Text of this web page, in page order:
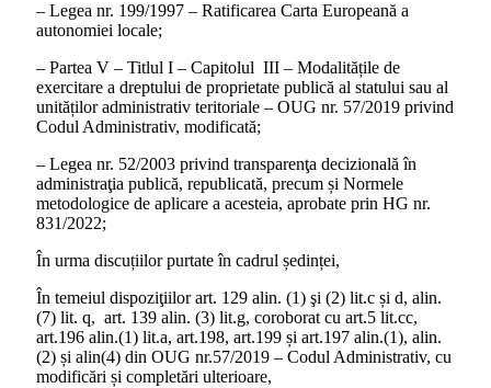
– Legea nr. 199/1997 – Ratificarea Carta Europeană a
autonomiei locale;
– Partea V – Titlul I – Capitolul III – Modalitățile de
exercitare a dreptului de proprietate publică al statului sau al
unităților administrativ teritoriale – OUG nr. 57/2019 privind
Codul Administrativ, modificată;
– Legea nr. 52/2003 privind transparenţa decizională în
administraţia publică, republicată, precum și Normele
metodologice de aplicare a acesteia, aprobate prin HG nr.
831/2022;
În urma discuțiilor purtate în cadrul ședinței,
În temeiul dispoziţiilor art. 129 alin. (1) şi (2) lit.c și d, alin.
(7) lit. q, art. 139 alin. (3) lit.g, coroborat cu art.5 lit.cc,
art.196 alin.(1) lit.a, art.198, art.199 și art.197 alin.(1), alin.
(2) și alin(4) din OUG nr.57/2019 – Codul Administrativ, cu
modificări și completări ulterioare,